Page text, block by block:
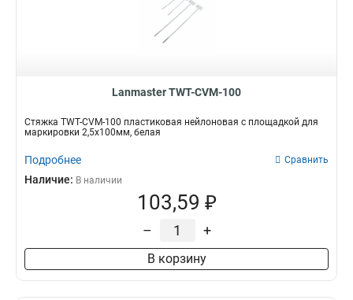
Lanmaster TWT-CVM-100
Стяжка TWT-CVM-100 пластиковая нейлоновая с площадкой для
маркировки 2,5х100мм, белая
Подробнее Сравнить
Наличие: В наличии
103,59 ₽
– +
В корзину